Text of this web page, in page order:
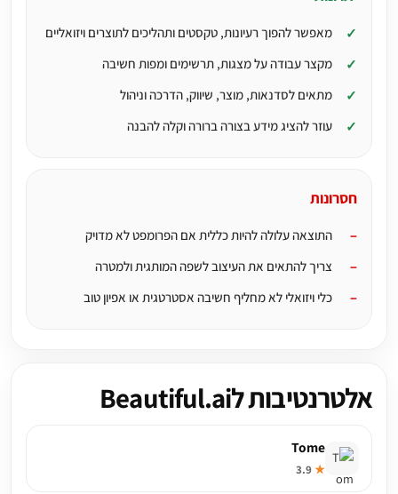
מאפשר להפוך רעיונות, טקסטים ותהליכים לתוצרים ויזואליים
מקצר עבודה על מצגות, תרשימים ומפות חשיבה
מתאים לסדנאות, מוצר, שיווק, הדרכה וניהול
עוזר להציג מידע בצורה ברורה וקלה להבנה
חסרונות
התוצאה עלולה להיות כללית אם הפרומפט לא מדויק
צריך להתאים את העיצוב לשפה המותגית ולמטרה
כלי ויזואלי לא מחליף חשיבה אסטרטגית או אפיון טוב
אלטרנטיבות לBeautiful.ai
Tome
★